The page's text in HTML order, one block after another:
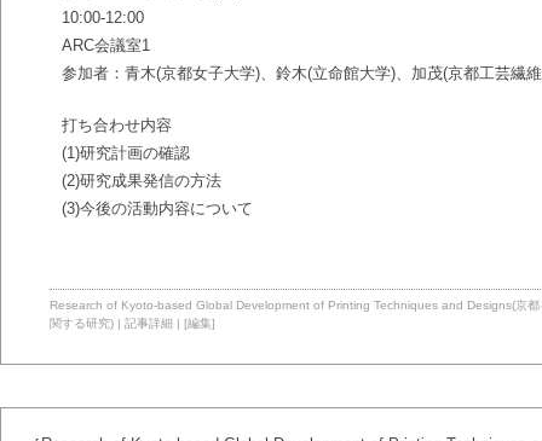
10:00-12:00
ARC会議室1
参加者：青木(京都女子大学)、鈴木(立命館大学)、加茂(京都工芸繊
打ち合わせ内容
(1)研究計画の確認
(2)研究成果発信の方法
(3)今後の活動内容について
Research of Kyoto-based Global Development of Printing Techniques and Designs(京
関する研究) | 記事詳細 | [編集]